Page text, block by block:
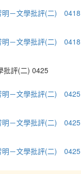
明－文學批評(二) 0418
明－文學批評(二) 0418
批評(二) 0425
明－文學批評(二) 0425
明－文學批評(二) 0425
明－文學批評(二) 0425